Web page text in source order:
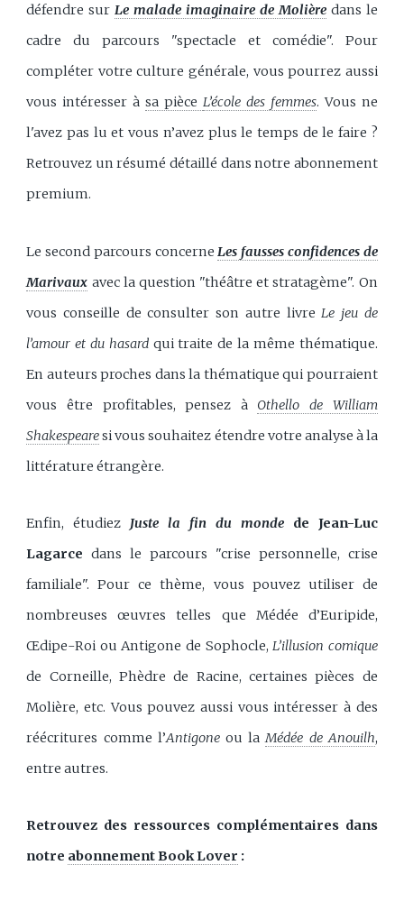
défendre surLe malade imaginaire de Molièredans le
cadre du parcours "spectacle et comédie". Pour
compléter votre culture générale, vous pourrez aussi
vous intéresser àsa pièce L’école des femmes. Vous ne
l'avez pas lu et vous n’avez plus le temps de le faire ?
Retrouvez un résumé détaillé dans notre abonnement
premium.
Le second parcours concerneLes fausses confidences de
Marivaux avec la question "théâtre et stratagème". On
vous conseille de consulter son autre livreLe jeu de
l’amour et du hasardqui traite de la même thématique.
En auteurs proches dans la thématique qui pourraient
vous être profitables, pensez à Othello de William
Shakespearesi vous souhaitez étendre votre analyse à la
littérature étrangère.
Enfin, étudiez Juste la fin du mondede Jean-Luc
Lagarce dans le parcours "crise personnelle, crise
familiale". Pour ce thème, vous pouvez utiliser de
nombreuses œuvres telles que Médée d’Euripide,
Œdipe-Roi ou Antigone de Sophocle,L’illusion comique
de Corneille, Phèdre de Racine, certaines pièces de
Molière, etc. Vous pouvez aussi vous intéresser à des
réécritures comme l’Antigone ou laMédée de Anouilh,
entre autres.
Retrouvez des ressources complémentaires dans
notre abonnement Book Lover :